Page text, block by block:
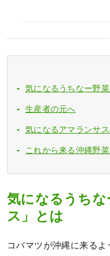
気になるうちなー野
生産者の元へ
気になるアマランサ
これから来る沖縄野
気になるうち
ス」とは
コバマツが沖縄に来る